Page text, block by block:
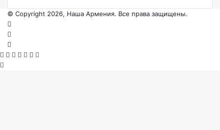
© Copyright 2026, Наша Армения. Все права защищены.
Facebook
X VKontakte
Odnoklassniki
WhatsApp
Telegram